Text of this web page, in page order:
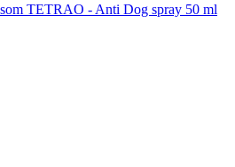
TETRAO - Anti Dog spray 50 ml